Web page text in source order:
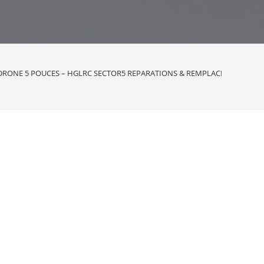
5 POUCES – HGLRC SECTOR5 REPARATIONS & REMPLACEMENT DES